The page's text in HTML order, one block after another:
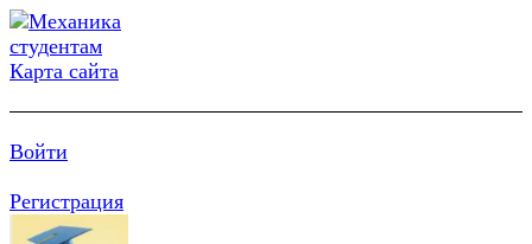
Карта сайта
Войти
Регистрация